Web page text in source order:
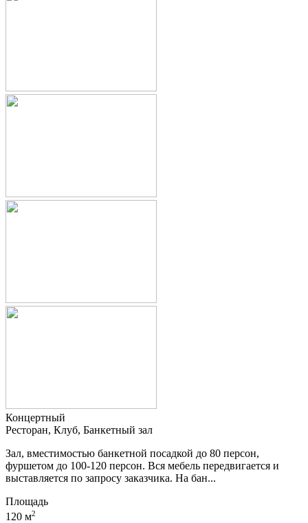
Концертный
Ресторан, Клуб, Банкетный зал
Зал, вместимостью банкетной посадкой до 80 персон,
фуршетом до 100-120 персон. Вся мебель передвигается и
выставляется по запросу заказчика. На бан...
Площадь
120 м2